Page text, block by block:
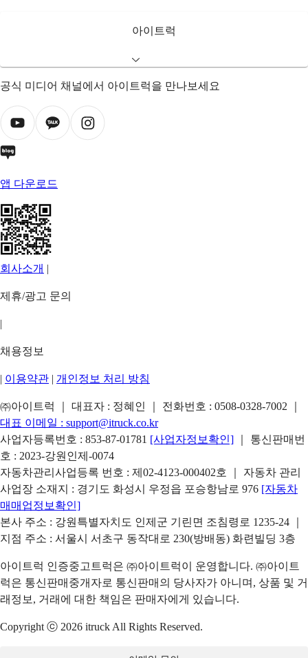
아이트럭
공식 미디어 채널에서 아이트럭을 만나보세요
앱 다운로드
회사소개 |
제휴/광고 문의
|
채용정보
| 이용약관 | 개인정보 처리 방침
㈜아이트럭 ｜ 대표자 : 정혜인 ｜ 전화번호 : 0508-0328-7002
대표 이메일 : support@itruck.co.kr
사업자등록번호 : 853-87-01781 [사업자정보확인]
｜ 통신판매번
호 : 2023-강원인제-0074
자동차관리사업등록 번호 : 제02-4123-000402호 ｜ 자동차 관리
사업장 소재지 : 경기도 화성시 우정읍 포승항남로 976 [자동차
매매업정보확인]
본사 주소 : 강원특별자치도 인제군 기린면 조침령로 1235-24 ｜
지점 주소 : 서울시 서초구 동작대로 230(방배동) 화련빌딩 3층
아이트럭 인증중고트럭은 ㈜아이트럭이 운영합니다. ㈜아이트
럭은 통신판매중개자로 통신판매의 당사자가 아니며, 상품 및 거
래정보, 거래에 대한 책임은 판매자에게 있습니다.
Copyright ⓒ 2026 itruck All Rights Reserved.